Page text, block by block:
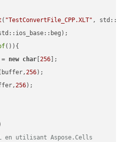
( "TestConvertFile_CPP.XLT" ,
()){
new char [256 ];
256);
256);
en utilisant Aspose.Cells